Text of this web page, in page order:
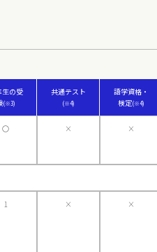
生の受
(※3)
共通テスト
(※4)
語学資格・
検定(※4)
〇 × ×
1 × ×